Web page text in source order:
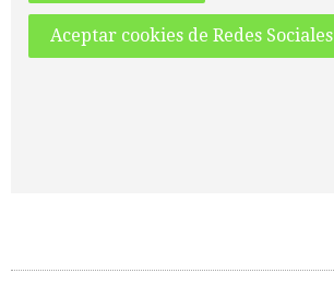
Aceptar cookies de Redes Sociales